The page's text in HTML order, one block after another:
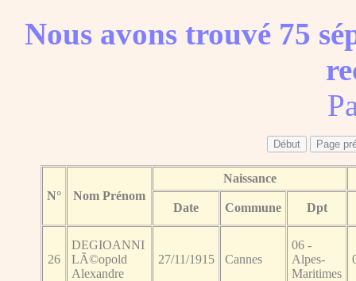
Nous avons trouvé 75
N° Nom Prénom
Naissance
Date Commune Dpt
26
DEGIOANNI
LÃ©opold
Alexandre
27/11/1915 Cannes
06 -
Alpes-
Maritimes